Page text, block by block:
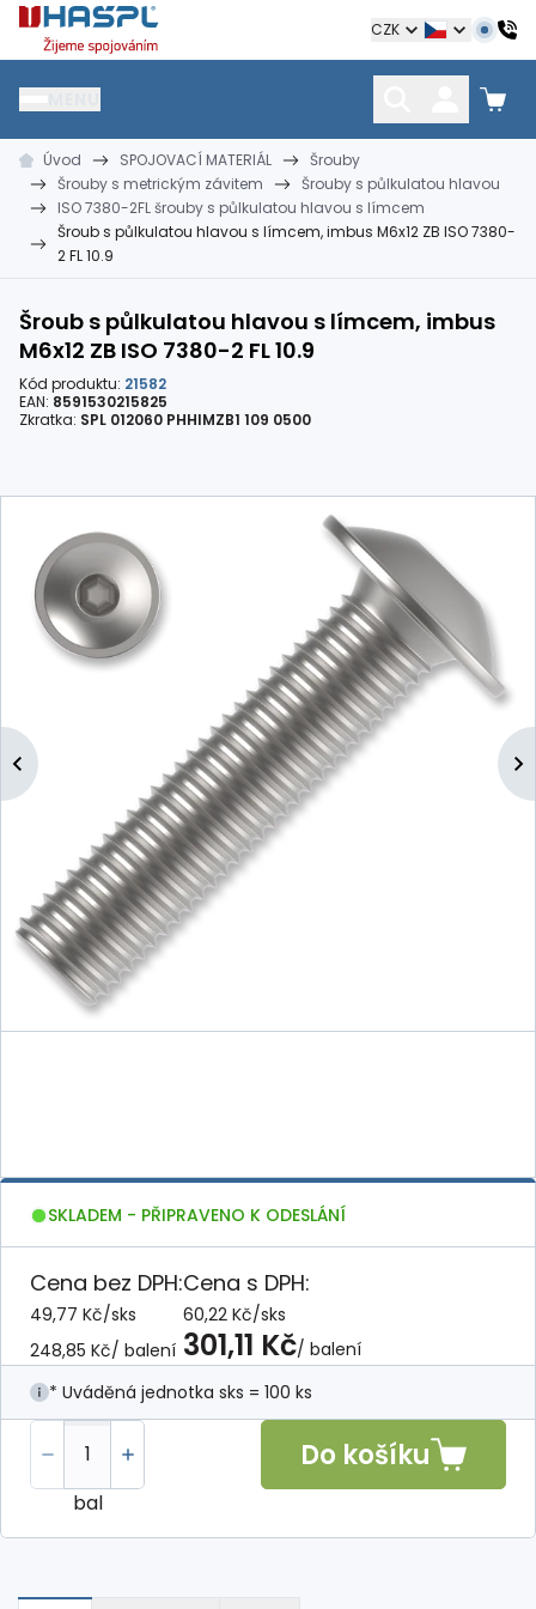
Hašpl CZK
HŘEBÍKY
kramle
SPOJOVACÍ MATERIÁL
vruty, šrouby, matice
KOTEVNÍ TECHNIKA
hmoždinky, napínáky
Úvod SPOJOVACÍ MATERIÁL
Šrouby
Šrouby s metrickým závitem
Šrouby s půlkulatou hlavou
ISO 7380-2FL šrouby s půlkulatou hlavou s límcem
Šroub s půlkulatou hlavou s límcem, imbus M6x12 ZB ISO 7380-
2 FL 10.9
Šroub s půlkulatou hlavou s límcem, imbus
M6x12 ZB ISO 7380-2 FL 10.9
Kód produktu: 21582
EAN: 8591530215825
Zkratka: SPL 012060 PHHIMZB1 109 0500
SKLADEM - PŘIPRAVENO K ODESLÁNÍ
Cena bez DPH:
49,77 Kč/sks
248,85 Kč/ balení
Cena s DPH:
60,22 Kč/sks
301,11 Kč/ balení
* Uváděná jednotka sks = 100 ks
bal
Do košíku